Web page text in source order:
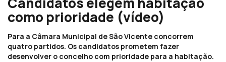
como prioridade (vídeo)
Para a Câmara Municipal de São Vicente concorrem
quatro partidos. Os candidatos prometem fazer
desenvolver o concelho com prioridade para a habitação.